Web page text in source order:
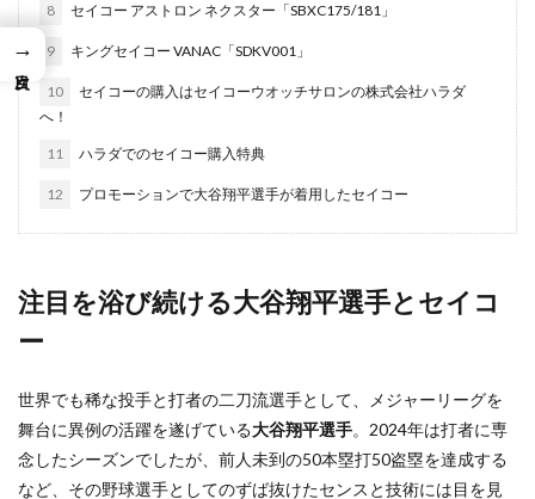
8 セイコー アストロン ネクスター「SBXC175/181」
9 キングセイコー VANAC「SDKV001」
10
セイコーの購入はセイコーウオッチサロンの株式会社ハラダ
へ！
11 ハラダでのセイコー購入特典
12 プロモーションで大谷翔平選手が着用したセイコー
注目を浴び続ける大谷翔平選手とセイコ
ー
世界でも稀な投手と打者の二刀流選手として、メジャーリーグを
舞台に異例の活躍を遂げている大谷翔平選手。2024年は打者に専
念したシーズンでしたが、前人未到の50本塁打50盗塁を達成する
など、その野球選手としてのずば抜けたセンスと技術には目を見
→